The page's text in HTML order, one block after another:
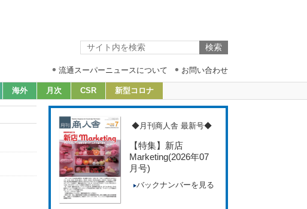
流通スーパーニュースについて お問い合わせ
海外 月次 CSR 新型コロナ
◆月刊商人舎 最新号◆
【特集】新店
Marketing(2026年07
月号)
バックナンバーを見る